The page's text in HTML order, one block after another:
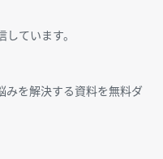
ています。
みを解決する資料を無料ダ